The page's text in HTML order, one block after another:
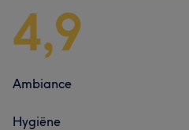
4,9
Ambiance
Hygiëne